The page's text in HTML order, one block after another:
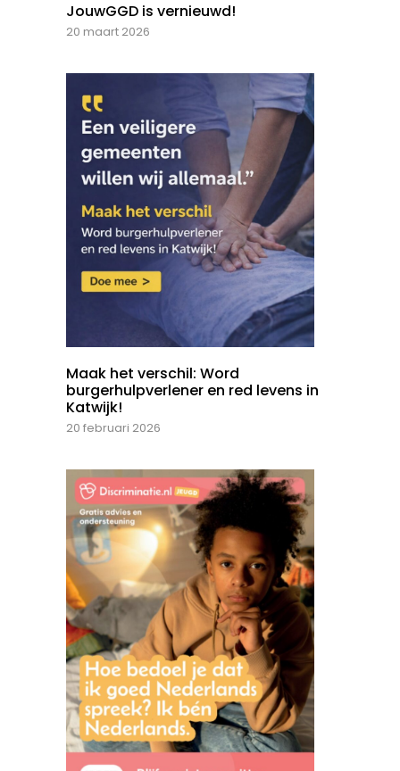
JouwGGD is vernieuwd!
20 maart 2026
Maak het verschil: Word
burgerhulpverlener en red levens in
Katwijk!
20 februari 2026